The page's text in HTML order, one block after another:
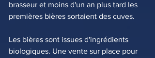
brasseur et moins d'un an plus tard les
premières bières sortaient des cuves.
Les bières sont issues d'ingrédients
biologiques. Une vente sur place pour